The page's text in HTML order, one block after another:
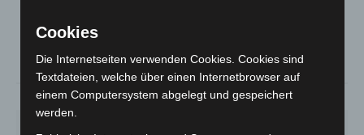
23.3
38% 4.9m/s 85%
Cookies
Die Internetseiten verwenden Cookies. Cookies sind
Textdateien, welche über einen Internetbrowser auf
einem Computersystem abgelegt und gespeichert
werden.